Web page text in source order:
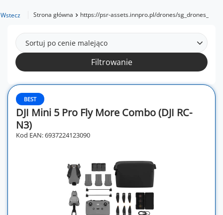
Wstecz Strona główna https://psr-assets.innpro.pl/drones/
Sortuj po cenie malejąco
Filtrowanie
BEST
DJI Mini 5 Pro Fly More Combo (DJI RC-
N3)
Kod EAN: 6937224123090